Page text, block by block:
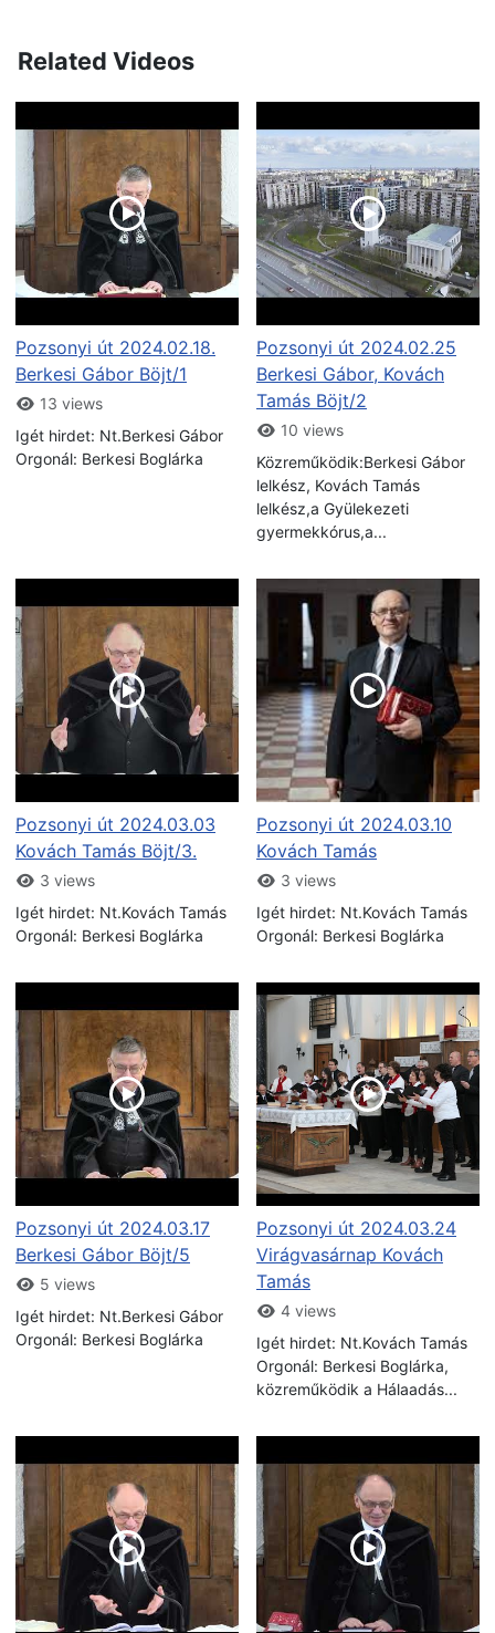
Related Videos
Pozsonyi út 2024.02.18.
Berkesi Gábor Böjt/1
13 views
Igét hirdet: Nt.Berkesi Gábor
Orgonál: Berkesi Boglárka
Pozsonyi út 2024.02.25
Berkesi Gábor, Kovách
Tamás Böjt/2
10 views
Közreműködik:Berkesi Gábor
lelkész, Kovách Tamás
lelkész,a Gyülekezeti
gyermekkórus,a...
Pozsonyi út 2024.03.03
Kovách Tamás Böjt/3.
3 views
Igét hirdet: Nt.Kovách Tamás
Orgonál: Berkesi Boglárka
Pozsonyi út 2024.03.10
Kovách Tamás
3 views
Igét hirdet: Nt.Kovách Tamás
Orgonál: Berkesi Boglárka
Pozsonyi út 2024.03.17
Berkesi Gábor Böjt/5
5 views
Igét hirdet: Nt.Berkesi Gábor
Orgonál: Berkesi Boglárka
Pozsonyi út 2024.03.24
Virágvasárnap Kovách
Tamás
4 views
Igét hirdet: Nt.Kovách Tamás
Orgonál: Berkesi Boglárka,
közreműködik a Hálaadás...